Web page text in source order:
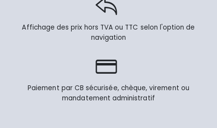
Affichage des prix hors TVA ou TTC selon l'option de
navigation
Paiement par CB sécurisée, chèque, virement ou
mandatement administratif